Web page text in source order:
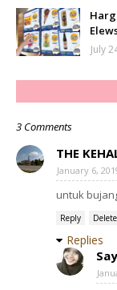
July
3 Comments
THE
January 6,
untuk
Reply Delete
Replies